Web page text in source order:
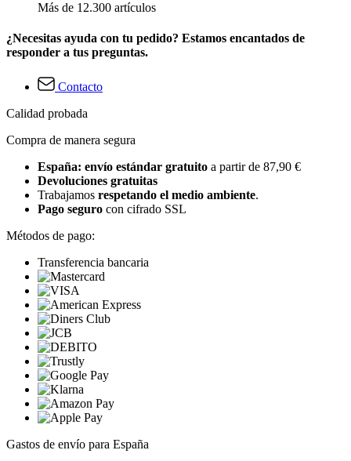
Más de 12.300 artículos
¿Necesitas ayuda con tu pedido? Estamos encantados de
responder a tus preguntas.
Contacto
Calidad probada
Compra de manera segura
España: envío estándar gratuito a partir de 87,90 €
Devoluciones gratuitas
Trabajamos respetando el medio ambiente.
Pago seguro con cifrado SSL
Métodos de pago:
Transferencia bancaria
Gastos de envío para España